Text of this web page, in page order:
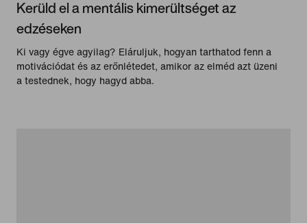
Kerüld el a mentális kimerültséget az
edzéseken
Ki vagy égve agyilag? Eláruljuk, hogyan tarthatod fenn a
motivációdat és az erőnlétedet, amikor az elméd azt üzeni
a testednek, hogy hagyd abba.